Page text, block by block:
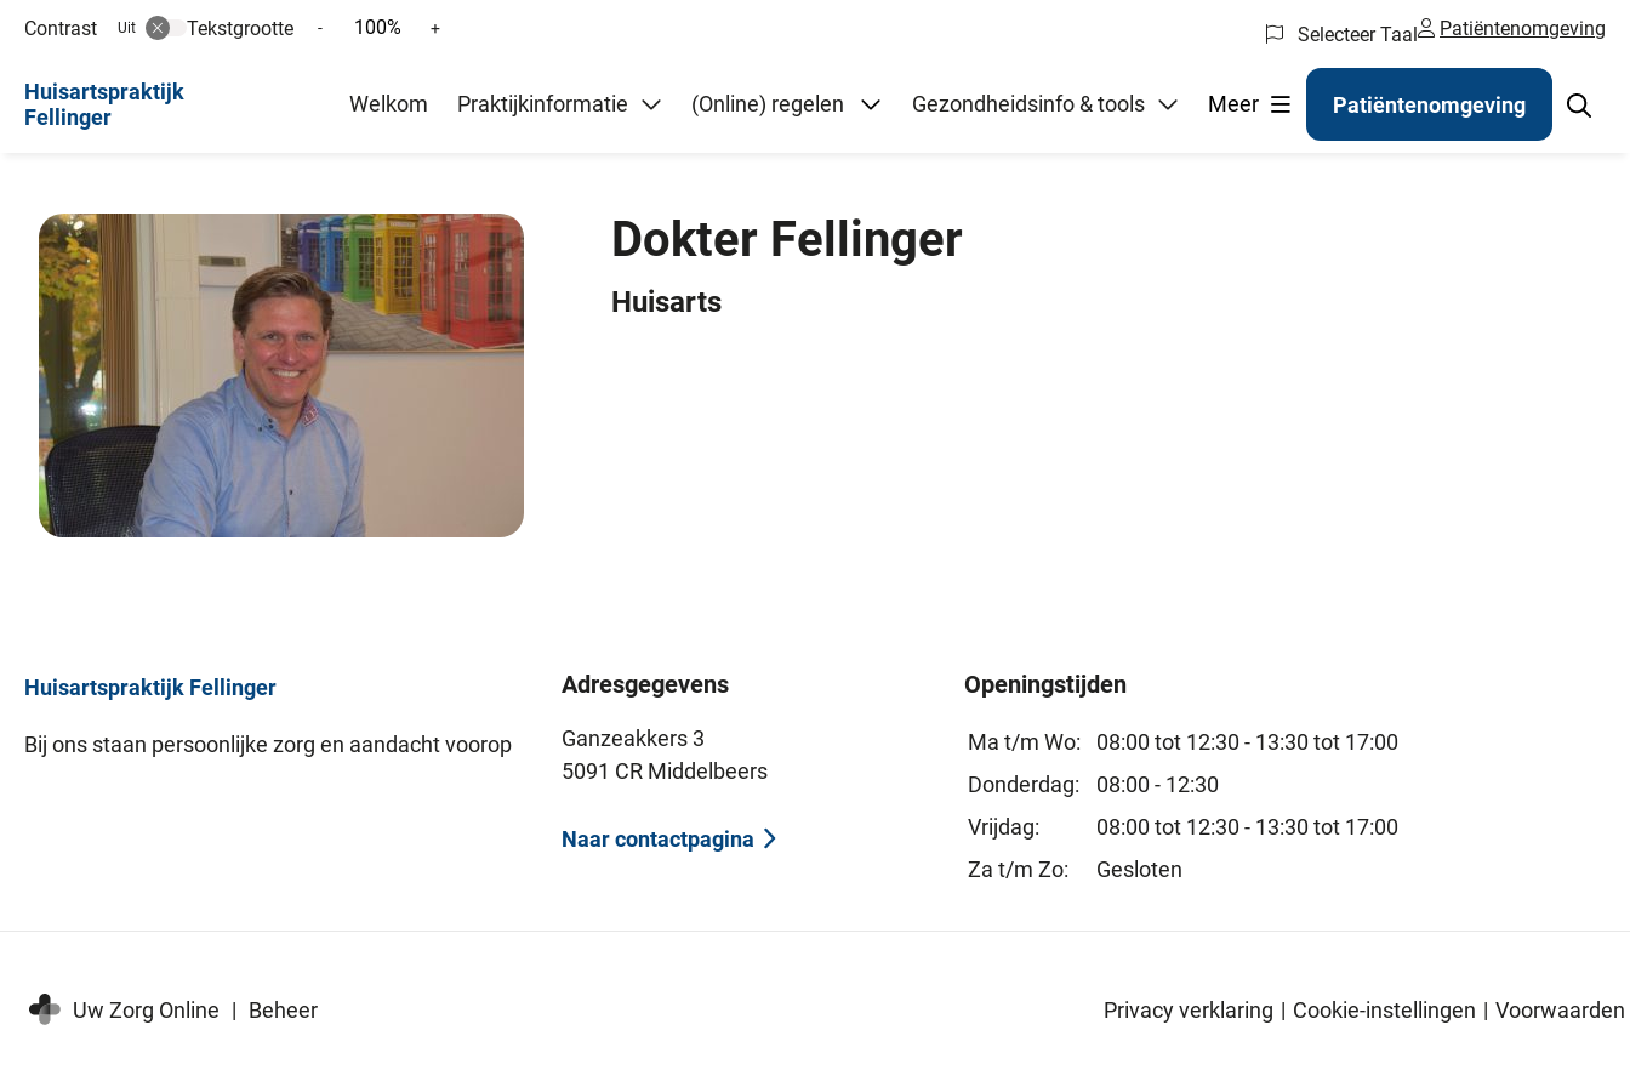
Contrast Uit Tekstgrootte
Tekst
10%
- 100%
Tekst
10%
+ Selecteer Taal Patiëntenomgeving
Huisartspraktijk
Fellinger
Hoofd
Welkom Praktijkinformatie (Online) regelen Submenu: (Online) regelen
Gezondheidsinfo & tools Meer Patiëntenomgeving
Dokter Fellinger
Huisarts
Huisartspraktijk Fellinger
Bij ons staan persoonlijke zorg en aandacht voorop
Adresgegevens
Ganzeakkers 3
5091 CR Middelbeers
Naar contactpagina
Openingstijden
Ma t/m Wo: 08:00 tot 12:30 - 13:30 tot 17:00
Donderdag:
08:00 - 12:30
Vrijdag:
08:00 tot 12:30 - 13:30 tot 17:00
Za t/m Zo:
Gesloten
Uw Zorg Online | Beheer Privacy verklaring | Cookie-instellingen | Voorwaarden